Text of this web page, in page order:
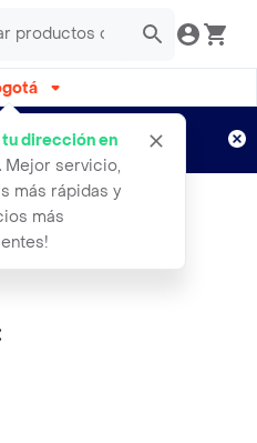
tu dirección en
Mejor servicio,
más rápidas y
más
semanas
Aplican TyC